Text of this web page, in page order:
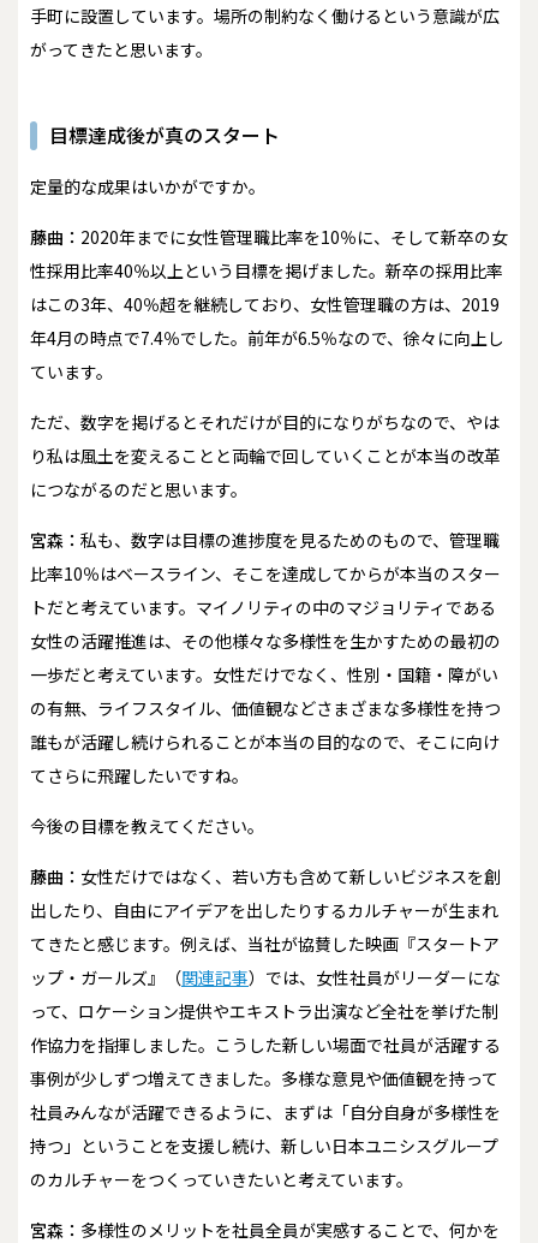
手町に設置しています。場所の制約なく働けるという意識が広
がってきたと思います。
目標達成後が真のスタート
――定量的な成果はいかがですか。
藤曲： 2020年までに女性管理職比率を10％に、そして新卒の女
性採用比率40％以上という目標を掲げました。新卒の採用比率
はこの3年、40％超を継続しており、女性管理職の方は、2019
年4月の時点で7.4％でした。前年が6.5％なので、徐々に向上し
ています。
ただ、数字を掲げるとそれだけが目的になりがちなので、やは
り私は風土を変えることと両輪で回していくことが本当の改革
につながるのだと思います。
宮森： 私も、数字は目標の進捗度を見るためのもので、管理職
比率10％はベースライン、そこを達成してからが本当のスター
トだと考えています。マイノリティの中のマジョリティである
女性の活躍推進は、その他様々な多様性を生かすための最初の
一歩だと考えています。女性だけでなく、性別・国籍・障がい
の有無、ライフスタイル、価値観などさまざまな多様性を持つ
誰もが活躍し続けられることが本当の目的なので、そこに向け
てさらに飛躍したいですね。
――今後の目標を教えてください。
藤曲： 女性だけではなく、若い方も含めて新しいビジネスを創
出したり、自由にアイデアを出したりするカルチャーが生まれ
てきたと感じます。例えば、当社が協賛した映画『スタートア
ップ・ガールズ』（関連記事）では、女性社員がリーダーにな
って、ロケーション提供やエキストラ出演など全社を挙げた制
作協力を指揮しました。こうした新しい場面で社員が活躍する
事例が少しずつ増えてきました。多様な意見や価値観を持って
社員みんなが活躍できるように、まずは「自分自身が多様性を
持つ」ということを支援し続け、新しい日本ユニシスグループ
のカルチャーをつくっていきたいと考えています。
宮森： 多様性のメリットを社員全員が実感することで、何かを